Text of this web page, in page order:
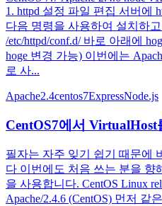
1. httpd 설정 파일 편집 서버에
다음 명령을 사용하여 설치하
/etc/httpd/conf.d/ 바로 아래에
hoge 변경 가능) 이번에는
로 사...
Apache2.4centos7ExpressNode.js
CentOS7에서 VirtualHost
필자는 자주 잊기 쉽기 때문에
다 이번에도 처음 쓰는 분을 향
을 사용합니다. CentOS Linux
Apache/2.4.6 (CentOS) 먼저 같